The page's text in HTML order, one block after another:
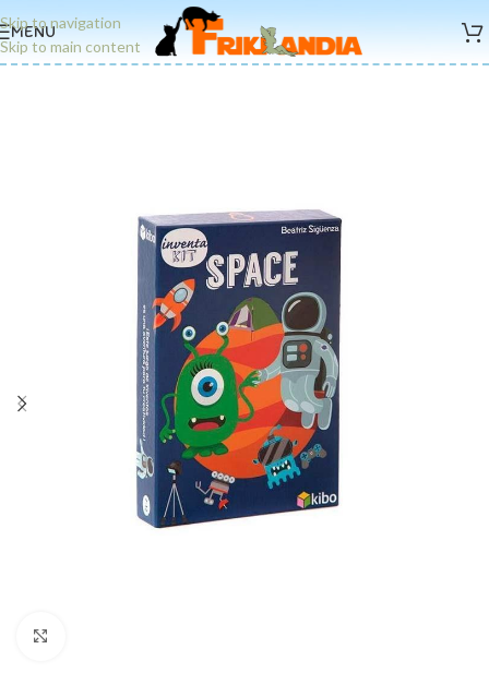
Skip to navigation
Skip to main content
MENU